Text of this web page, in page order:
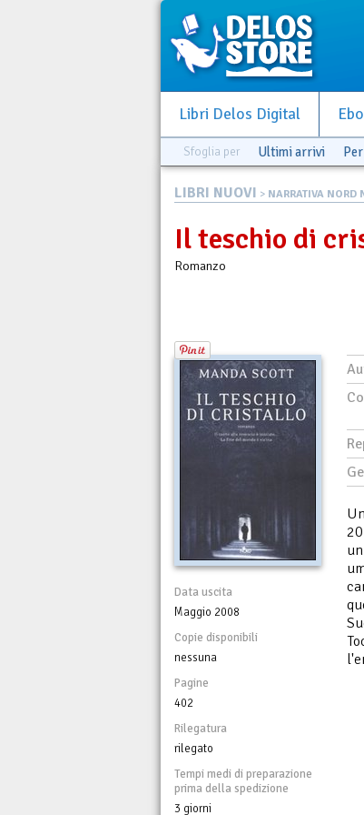
Libri Delos Digital
Sfoglia per Ultimi arrivi
LIBRI NUOVI > NARRATIVA NORD
Il teschio di
Romanzo
Data uscita
Maggio 2008
Copie disponibili
nessuna
Pagine
402
Rilegatura
rilegato
Tempi medi di preparazione
prima della spedizione
3 giorni